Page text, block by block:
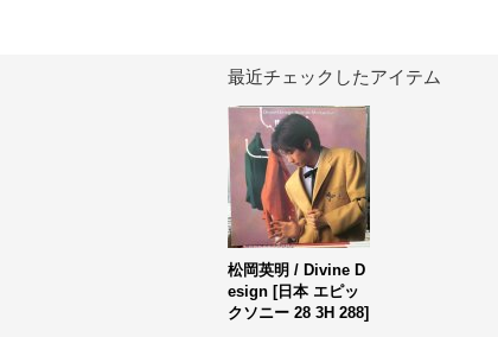
最近チェックしたアイテム
松岡英明 / Divine D
esign [日本 エピッ
クソニー 28 3H 288]